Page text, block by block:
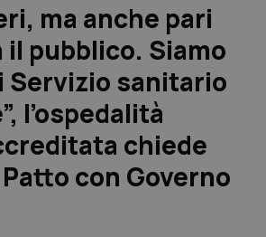
ma anche pari
pubblico. Siamo
Servizio sanitario
l’ospedalità
chiede
con Governo